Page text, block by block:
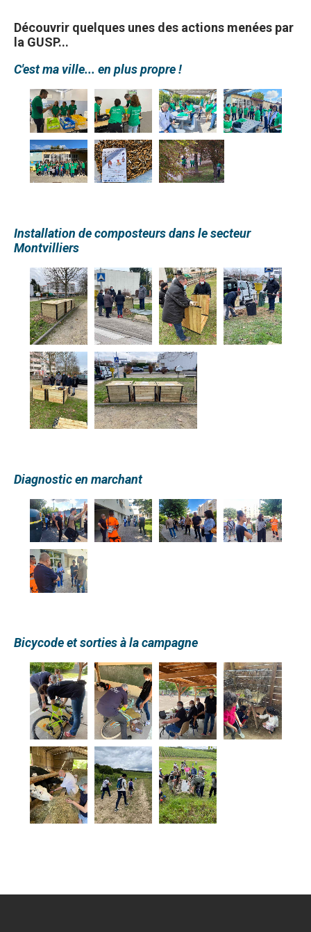
Découvrir quelques unes des actions menées par
la GUSP...
C'est ma ville... en plus propre !
Installation de composteurs dans le secteur
Montvilliers
Diagnostic en marchant
Bicycode et sorties à la campagne